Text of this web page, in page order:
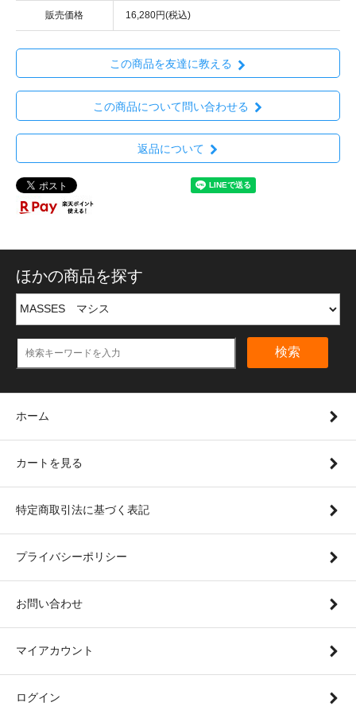
販売価格 16,280円(税込)
この商品を友達に教える
この商品について問い合わせる
返品について
ほかの商品を探す
検索
ホーム
カートを見る
特定商取引法に基づく表記
プライバシーポリシー
お問い合わせ
マイアカウント
ログイン